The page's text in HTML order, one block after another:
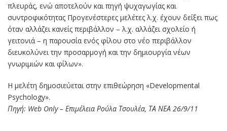
πλευράς, ενώ αποτελούν και πηγή ψυχαγωγίας και
συντροφικότητας Προγενέστερες μελέτες λ.χ. έχουν δείξει πως
όταν αλλάζει κανείς περιβάλλον – λ.χ. αλλάζει σχολείο ή
γειτονιά – η παρουσία ενός φίλου στο νέο περιβάλλον
διευκολύνει την προσαρμογή και την δημιουργία νέων
γνωριμιών και φίλων».
Η μελέτη δημοσιεύεται στην επιθεώρηση «Developmental
Psychology».
Πηγή: Web Only – Επιμέλεια Ρούλα Τσουλέα, ΤΑ ΝΕΑ 26/9/11